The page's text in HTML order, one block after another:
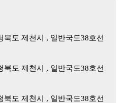
북도 제천시 , 일반국도38호선
북도 제천시 , 일반국도38호선
북도 제천시 , 일반국도38호선